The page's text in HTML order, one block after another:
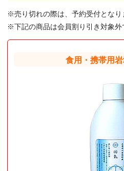
※売り切れの際は、予約受付となり
※下記の商品は会員割り引き対象外
食用・携帯用岩